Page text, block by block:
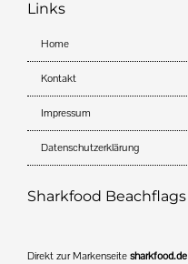
Links
Home
Kontakt
Impressum
Datenschutzerklärung
Sharkfood Beachflags
Direkt zur Markenseitesharkfood.de